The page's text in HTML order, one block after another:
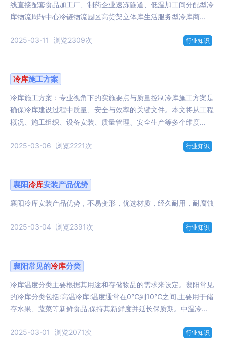
线直接配套食品加工厂、制药企业速冻隧道、低温加工间分配型冷
库物流周转中心冷链物流园区高货架立体库生活服务型冷库商...
2025-03-11 浏览2309次 行业知识
冷库施工方案
冷库施工方案：专业视角下的实施要点与质量控制冷库施工方案是
确保冷库建设过程中质量、安全与效率的关键文件。本文将从工程
概况、施工组织、设备安装、质量管理、安全生产等多个维度...
2025-03-06 浏览2221次 行业知识
襄阳冷库安装产品优势
襄阳冷库安装产品优势，不易变形，优选材质，经久耐用，耐腐蚀
2025-03-04 浏览2391次 行业知识
襄阳常见的冷库分类
冷库温度分类主要根据其用途和存储物品的需求来设定。襄阳常见
的冷库分类包括:高温冷库:温度通常在0℃到10℃之间,主要用于储
存水果、蔬菜等新鲜食品,保持其新鲜度并延长保质期。中温冷...
2025-03-01 浏览2071次 行业知识